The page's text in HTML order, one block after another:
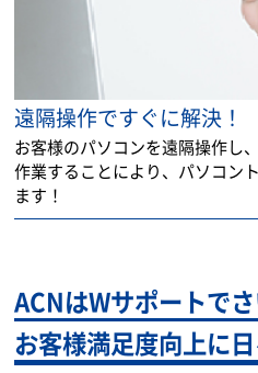
遠隔操作ですぐに解決！
お客様のパソコンを遠隔操作し
作業することにより、パソコン
ます！
ACNはWサポートで
お客様満足度向上に